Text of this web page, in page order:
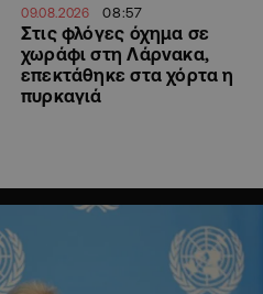
09.08.2026 08:57
Στις φλόγες όχημα σε
χωράφι στη Λάρνακα,
επεκτάθηκε στα χόρτα η
πυρκαγιά